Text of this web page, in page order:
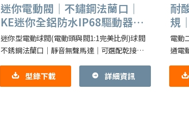
迷你電動閥｜不鏽鋼法蘭口｜
KE迷你全鋁防水IP68驅動器
CSA｜無聲馬達
迷你型電動球閥(電動頭與閥1:1完美比例)球閥
不銹鋼法蘭口｜靜音無聲馬達｜可選配乾接點
油, 低扭力, 極低溫,
型錄下載 詳細資訊
耐
規
開
電動
通電
二